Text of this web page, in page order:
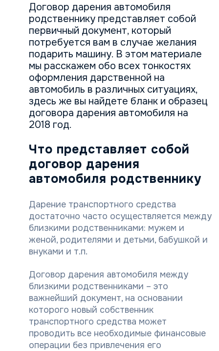
Договор дарения автомобиля
родственнику представляет собой
первичный документ, который
потребуется вам в случае желания
подарить машину. В этом материале
мы расскажем обо всех тонкостях
оформления дарственной на
автомобиль в различных ситуациях,
здесь же вы найдете бланк и образец
договора дарения автомобиля на
2018 год.
Что представляет собой
договор дарения
автомобиля родственнику
Дарение транспортного средства
достаточно часто осуществляется между
близкими родственниками: мужем и
женой, родителями и детьми, бабушкой и
внуками и т.п.
Договор дарения автомобиля между
близкими родственниками – это
важнейший документ, на основании
которого новый собственник
транспортного средства может
проводить все необходимые финансовые
операции без привлечения его